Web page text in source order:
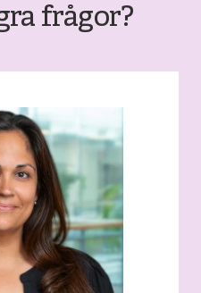
frågor?